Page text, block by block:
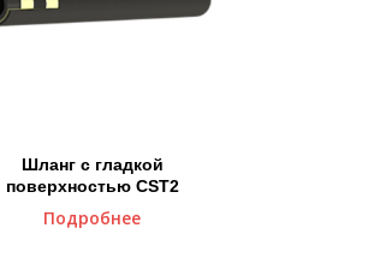
Шланг с гладкой
поверхностью CST2
Подробнее